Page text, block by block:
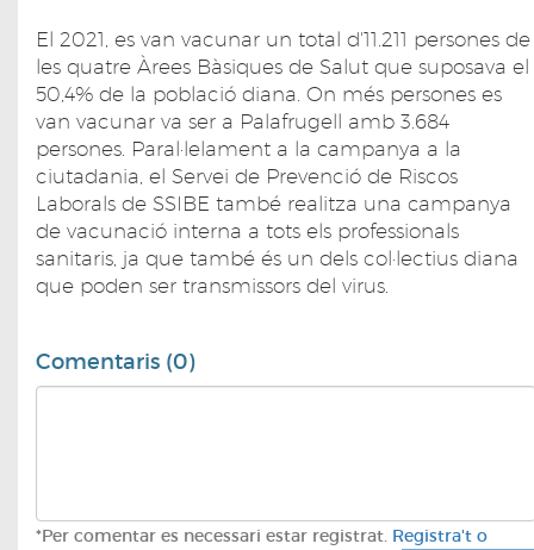
El 2021, es van vacunar un total d'11.211 persones de
les quatre Àrees Bàsiques de Salut que suposava el
50,4% de la població diana. On més persones es
van vacunar va ser a Palafrugell amb 3.684
persones. Paral·lelament a la campanya a la
ciutadania, el Servei de Prevenció de Riscos
Laborals de SSIBE també realitza una campanya
de vacunació interna a tots els professionals
sanitaris, ja que també és un dels col·lectius diana
que poden ser transmissors del virus.
Comentaris (0)
*Per comentar es necessari estar registrat. Registra't o